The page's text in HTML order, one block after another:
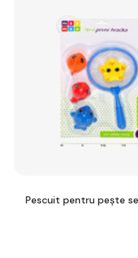
Pescuit pentru pește